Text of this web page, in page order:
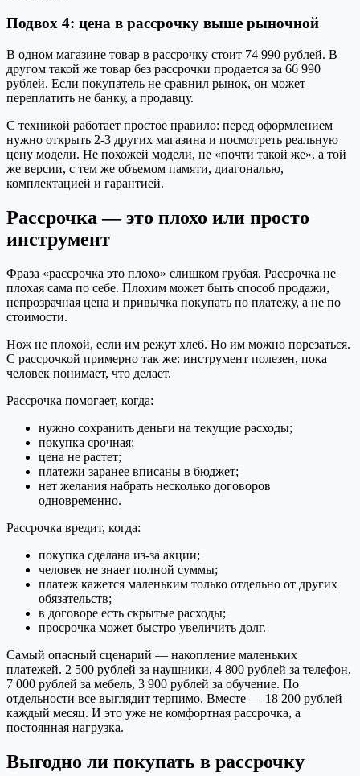
Подвох 4: цена в рассрочку выше рыночной
В одном магазине товар в рассрочку стоит 74 990 рублей. В
другом такой же товар без рассрочки продается за 66 990
рублей. Если покупатель не сравнил рынок, он может
переплатить не банку, а продавцу.
С техникой работает простое правило: перед оформлением
нужно открыть 2-3 других магазина и посмотреть реальную
цену модели. Не похожей модели, не «почти такой же», а той
же версии, с тем же объемом памяти, диагональю,
комплектацией и гарантией.
Рассрочка — это плохо или просто
инструмент
Фраза «рассрочка это плохо» слишком грубая. Рассрочка не
плохая сама по себе. Плохим может быть способ продажи,
непрозрачная цена и привычка покупать по платежу, а не по
стоимости.
Нож не плохой, если им режут хлеб. Но им можно порезаться.
С рассрочкой примерно так же: инструмент полезен, пока
человек понимает, что делает.
Рассрочка помогает, когда:
нужно сохранить деньги на текущие расходы;
покупка срочная;
цена не растет;
платежи заранее вписаны в бюджет;
нет желания набрать несколько договоров
одновременно.
Рассрочка вредит, когда:
покупка сделана из-за акции;
человек не знает полной суммы;
платеж кажется маленьким только отдельно от других
обязательств;
в договоре есть скрытые расходы;
просрочка может быстро увеличить долг.
Самый опасный сценарий — накопление маленьких
платежей. 2 500 рублей за наушники, 4 800 рублей за телефон,
7 000 рублей за мебель, 3 900 рублей за обучение. По
отдельности все выглядит терпимо. Вместе — 18 200 рублей
каждый месяц. И это уже не комфортная рассрочка, а
постоянная нагрузка.
Выгодно ли покупать в рассрочку